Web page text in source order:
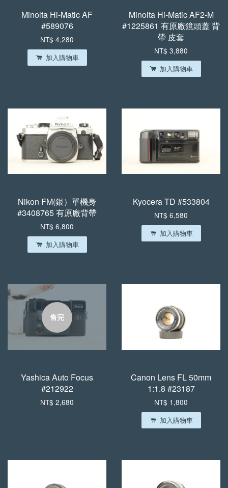
Minolta Hi-Matic AF
#589076
NT$ 4,280
加入購物車
Minolta Hi-Matic AF2-M
#1225861 有原廠鏡頭蓋 背
帶 皮套
NT$ 3,880
加入購物車
Nikon FM(銀）單機身
#3408765 有原廠背帶
NT$ 6,800
加入購物車
Kyocera TD #533804
NT$ 6,580
加入購物車
售完
Yashica Auto Focus
#212922
NT$ 2,680
Canon Lens FL 50mm
1:1.8 #23187
NT$ 1,800
加入購物車